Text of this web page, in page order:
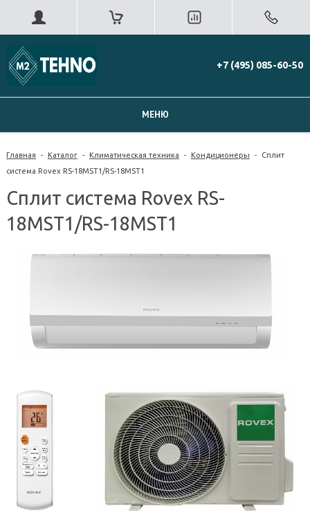
+7 (495) 085-60-50
МЕНЮ
Главная - Каталог - Климатическая техника - Кондиционеры -
Сплит
система Rovex RS-18MST1/RS-18MST1
Сплит система Rovex RS-
18MST1/RS-18MST1